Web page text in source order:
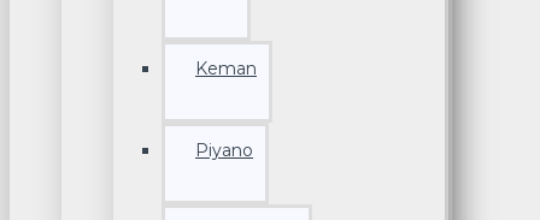
Keman
Piyano